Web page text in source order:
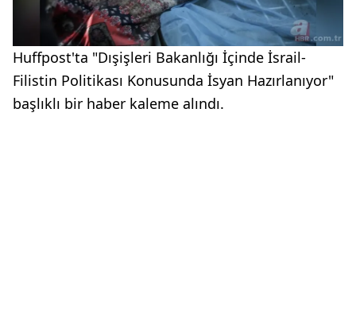
Huffpost'ta "Dışişleri Bakanlığı İçinde İsrail-
Filistin Politikası Konusunda İsyan Hazırlanıyor"
başlıklı bir haber kaleme alındı.